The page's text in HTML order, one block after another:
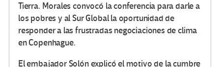
Tierra. Morales convocó la conferencia para darle a
los pobres y al Sur Global la oportunidad de
responder a las frustradas negociaciones de clima
en Copenhague.
El embajador Solón explicó el motivo de la cumbre